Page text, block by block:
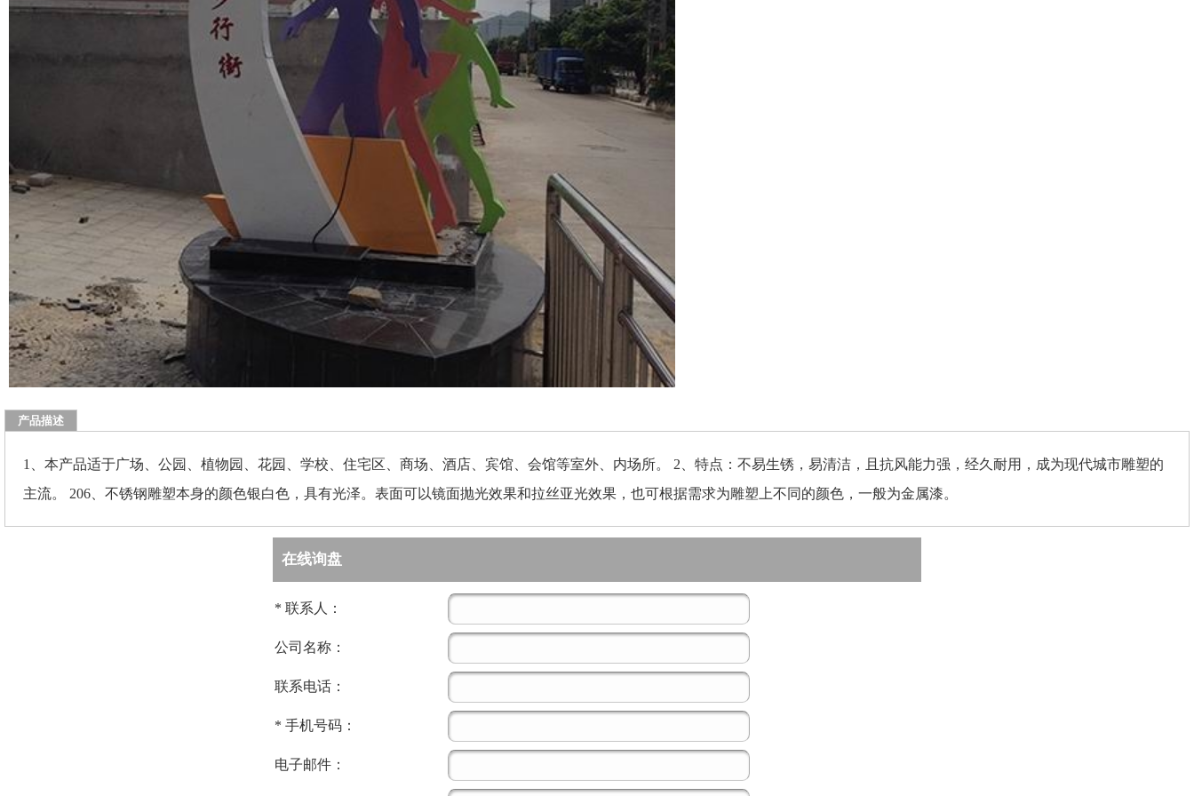
产品描述
1、本产品适于广场、公园、植物园、花园、学校、住宅区、商场、酒店、宾馆、会馆等室外、内场所。 2、特点：不易生锈，易清洁，且抗风能力强，经久耐用，成为现代城市雕塑的
主流。 206、不锈钢雕塑本身的颜色银白色，具有光泽。表面可以镜面抛光效果和拉丝亚光效果，也可根据需求为雕塑上不同的颜色，一般为金属漆。
在线询盘
* 联系人：
公司名称：
联系电话：
* 手机号码：
电子邮件：